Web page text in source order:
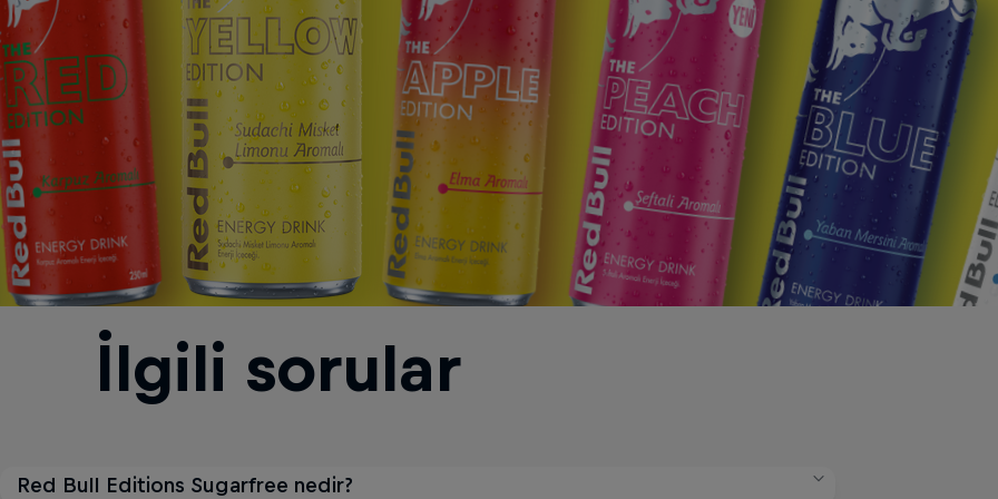
İlgili sorular
Red Bull Editions Sugarfree nedir?